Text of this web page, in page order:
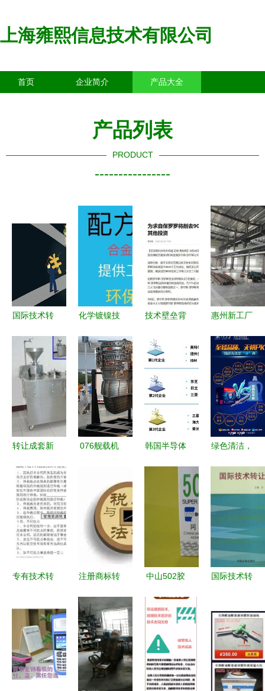
上海雍熙信息技术有限公司
首页 企业简介 产品大全
产品列表
PRODUCT
----------------
国际技术转
府管制的双
重博弈
化学镀镍技
从H00501
添加剂、浓
缩液到合金
催化与配方
转让
技术壁垒背
一家企业的
坚持与代价
惠州新工厂
开发 优选
公司指南
转让成套新
及技术 开
启健康食品
创业新篇章
076舰载机
降，聚焦短
距起降够
用，太行技
术或成关键
助力
韩国半导体
的“TOP2魔
咒” 夹缝中
的技术突围
与未来之路
绿色清洁，
新型环保洗
涤产品技术
开发与同城
交流
专有技术转
发合同的核
心要素与风
险防范
注册商标转
务的税务处
理解析
中山502胶
转让与合作
价格适中的
优质伙伴
国际技术转
发 定义、
流程与战略
意义